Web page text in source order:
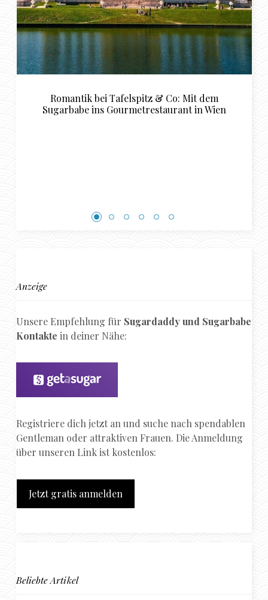
Luxuriöse Restaurant Empfehlungen für das
perfekte Sugardaddy und Sugarbabe
Anzeige
Unsere Empfehlung für Sugardaddy und Sugarbabe
Kontakte in deiner Nähe:
Registriere dich jetzt an und suche nach spendablen
Gentleman oder attraktiven Frauen. Die Anmeldung
über unseren Link ist kostenlos:
Jetzt gratis anmelden
Beliebte Artikel